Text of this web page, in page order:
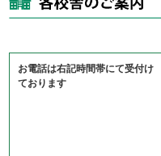
お電話は右記時間帯にて受付け
ております